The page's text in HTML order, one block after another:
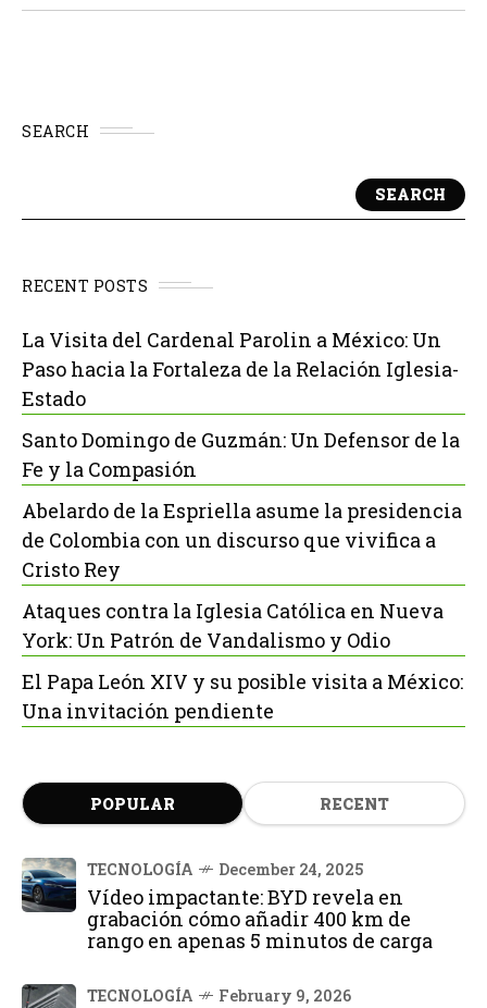
SEARCH
SEARCH
RECENT POSTS
La Visita del Cardenal Parolin a México: Un
Paso hacia la Fortaleza de la Relación Iglesia-
Estado
Santo Domingo de Guzmán: Un Defensor de la
Fe y la Compasión
Abelardo de la Espriella asume la presidencia
de Colombia con un discurso que vivifica a
Cristo Rey
Ataques contra la Iglesia Católica en Nueva
York: Un Patrón de Vandalismo y Odio
El Papa León XIV y su posible visita a México:
Una invitación pendiente
POPULAR RECENT
TECNOLOGÍA December 24, 2025
Vídeo impactante: BYD revela en
grabación cómo añadir 400 km de
rango en apenas 5 minutos de carga
TECNOLOGÍA February 9, 2026